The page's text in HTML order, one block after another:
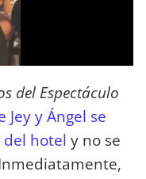
del Espectáculo
y Ángel se
hotel y no se